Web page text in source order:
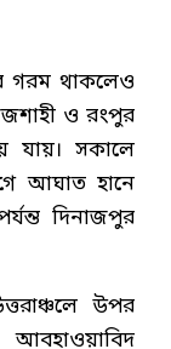
গরম থাকলেও
ও রংপুর
যায়। সকালে
আঘাত হানে
দিনাজপুর
উপর
আবহাওয়াবিদ